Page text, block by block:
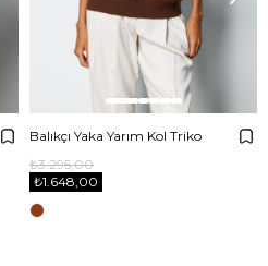
Balıkçı Yaka Yarım Kol Triko
₺1.648,00
₺3.295,00